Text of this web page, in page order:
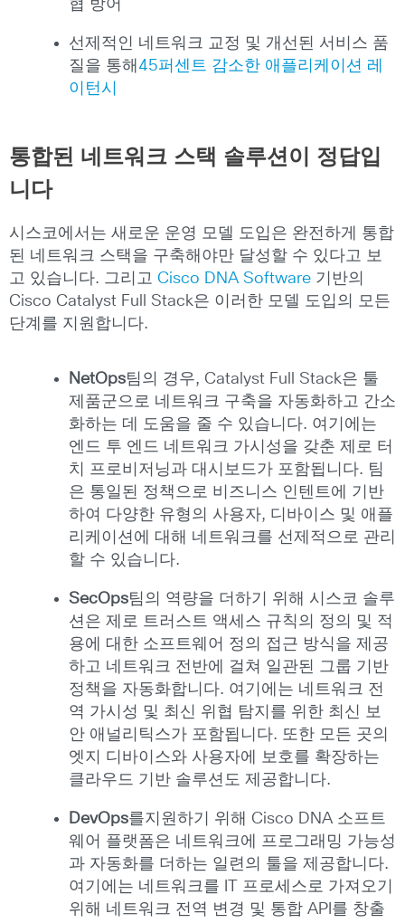
협 방어
선제적인 네트워크 교정 및 개선된 서비스 품
질을 통해 45퍼센트 감소한 애플리케이션 레
이턴시
통합된 네트워크 스택 솔루션이 정답입
니다
시스코에서는 새로운 운영 모델 도입은 완전하게 통합
된 네트워크 스택을 구축해야만 달성할 수 있다고 보
고 있습니다. 그리고 Cisco DNA Software 기반의
Cisco Catalyst Full Stack은 이러한 모델 도입의 모든
단계를 지원합니다.
NetOps팀의 경우, Catalyst Full Stack은 툴
제품군으로 네트워크 구축을 자동화하고 간소
화하는 데 도움을 줄 수 있습니다. 여기에는
엔드 투 엔드 네트워크 가시성을 갖춘 제로 터
치 프로비저닝과 대시보드가 포함됩니다. 팀
은 통일된 정책으로 비즈니스 인텐트에 기반
하여 다양한 유형의 사용자, 디바이스 및 애플
리케이션에 대해 네트워크를 선제적으로 관리
할 수 있습니다.
SecOps팀의 역량을 더하기 위해 시스코 솔루
션은 제로 트러스트 액세스 규칙의 정의 및 적
용에 대한 소프트웨어 정의 접근 방식을 제공
하고 네트워크 전반에 걸쳐 일관된 그룹 기반
정책을 자동화합니다. 여기에는 네트워크 전
역 가시성 및 최신 위협 탐지를 위한 최신 보
안 애널리틱스가 포함됩니다. 또한 모든 곳의
엣지 디바이스와 사용자에 보호를 확장하는
클라우드 기반 솔루션도 제공합니다.
DevOps를지원하기 위해 Cisco DNA 소프트
웨어 플랫폼은 네트워크에 프로그래밍 가능성
과 자동화를 더하는 일련의 툴을 제공합니다.
여기에는 네트워크를 IT 프로세스로 가져오기
위해 네트워크 전역 변경 및 통합 API를 창출